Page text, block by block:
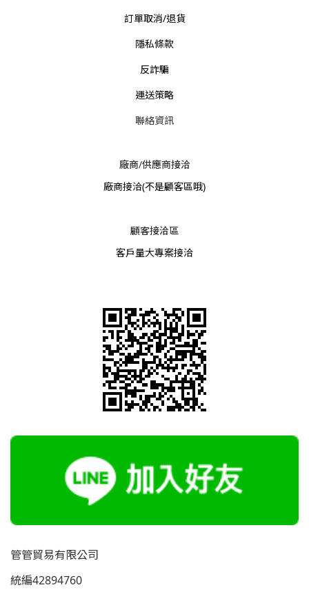
訂單取消/退貨
隱私條款
反詐騙
運送策略
聯絡資訊
廠商/供應商接洽
廠商接洽(不是顧客區哦)
顧客接洽區
客戶量大專案接洽
管管貿易有限公司
統編42894760